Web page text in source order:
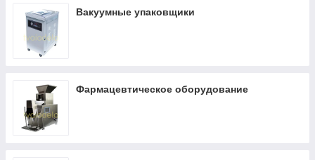
Вакуумные упаковщики
Фармацевтическое оборудование